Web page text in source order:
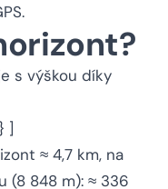
s výškou díky
]
≈ 4,7 km, na
(8 848 m): ≈ 336